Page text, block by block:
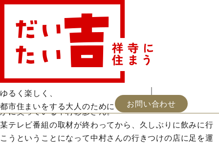
ゆるく楽しく、
都市住まいをする大人のために
お問い合わせ
三浦しをん「なにごとも腹八分目」
会員登録
お知らせ福井憲彦「パサージュを行くように」
屋上ガーデニング出逢い地中海史の遺構
お問い合わせ
まずはビールっていうことで、生ビールに手を掛け、和や
かに笑っている中村彰彦さん。
某テレビ番組の取材が終わってから、久しぶりに飲みに行
こうということになって中村さんの行きつけの店に足を運